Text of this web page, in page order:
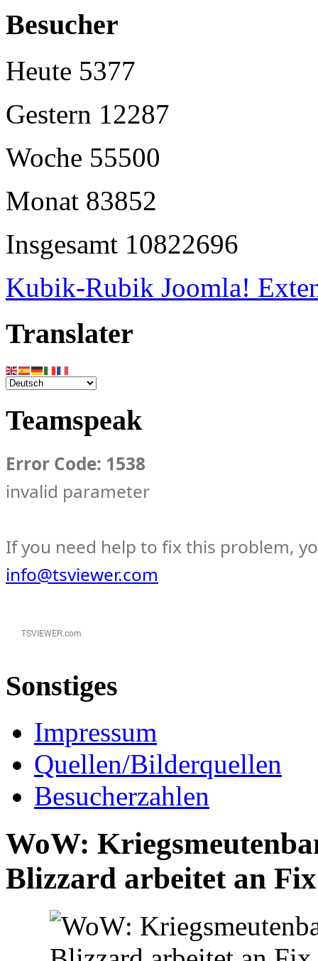
Besucher
Heute 5377
Gestern 12287
Woche 55500
Monat 83852
Insgesamt 10822696
Kubik-Rubik Joomla!
Translater
Teamspeak
Error Code: 1538
invalid parameter
If you need help to fix this problem,
info@tsviewer.com
Sonstiges
Impressum
Quellen/Bilderquellen
Besucherzahlen
WoW:
Blizzard arbeitet an